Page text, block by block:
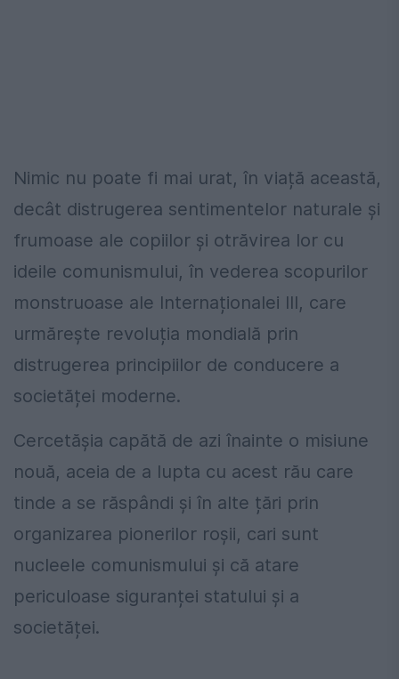
Nimic nu poate fi mai urat, în viață această,
decât distrugerea sentimentelor naturale și
frumoase ale copiilor și otrăvirea lor cu
ideile comunismului, în vederea scopurilor
monstruoase ale Internaționalei III, care
urmărește revoluția mondială prin
distrugerea principiilor de conducere a
societăței moderne.
Cercetășia capătă de azi înainte o misiune
nouă, aceia de a lupta cu acest rău care
tinde a se răspândi și în alte țări prin
organizarea pionerilor roșii, cari sunt
nucleele comunismului și că atare
periculoase siguranței statului și a
societăței.